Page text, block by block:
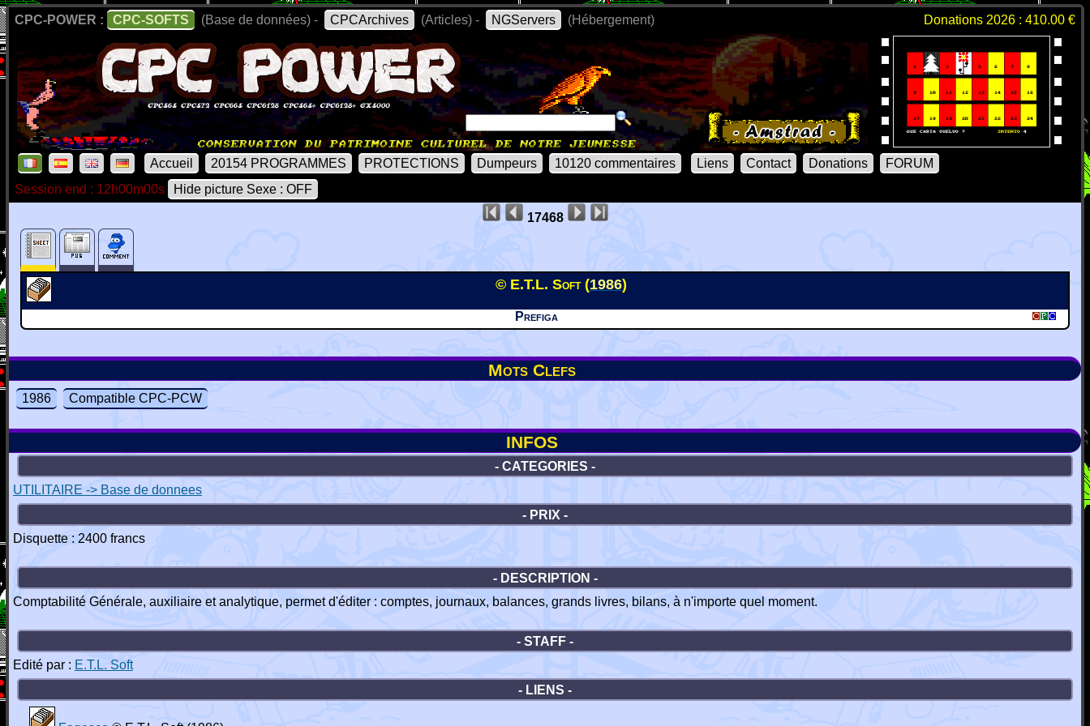
CPC-POWER : CPC-SOFTS (Base de données) - CPCArchives (Articles) - NGServers (Hébergement) Donations 2026 : 410.00 €
Accueil 20154 PROGRAMMES PROTECTIONS Dumpeurs 10120 commentaires Liens Contact Donations
FORUM
Session end : 12h00m00s
Hide picture Sexe : OFF
17468
© E.T.L. Soft (1986)
Prefiga
Mots Clefs
1986 Compatible CPC-PCW
INFOS
- CATEGORIES -
UTILITAIRE -> Base de donnees
- PRIX -
Disquette : 2400 francs
- DESCRIPTION -
Comptabilité Générale, auxiliaire et analytique, permet d'éditer : comptes, journaux, balances, grands livres, bilans, à n'importe quel moment.
- STAFF -
Edité par : E.T.L. Soft
- LIENS -